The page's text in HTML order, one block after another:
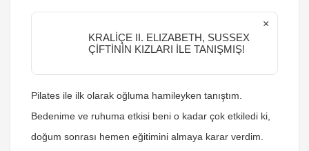
KRALİÇE II. ELIZABETH, SUSSEX
ÇİFTİNİN KIZLARI İLE TANIŞMIŞ!
×
Pilates ile ilk olarak oğluma hamileyken tanıştım.
Bedenime ve ruhuma etkisi beni o kadar çok etkiledi ki,
doğum sonrası hemen eğitimini almaya karar verdim.